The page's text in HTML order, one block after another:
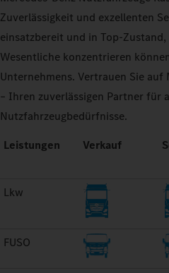
Zuverlässigkeit und exzellenten
einsatzbereit und in Top-
Wesentliche konzentrieren
Unternehmens. Vertrauen Sie auf
– Ihren zuverlässigen Partner für
Nutzfahrzeugbedürfnisse.
Leistungen
Verkauf
Lkw
FUSO